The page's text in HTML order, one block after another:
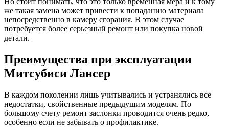
же такая замена может привести к попаданию материала
непосредственно в камеру сгорания. В этом случае
потребуется более серьезный ремонт или покупка новой
детали.
Преимущества при эксплуатации
Митсубиси Лансер
В каждом поколении лишь учитывались и устранялись все
недостатки, свойственные предыдущим моделям. По
большому счету ремонт заслонки проводится очень редко,
особенно если не забывать о профилактике.